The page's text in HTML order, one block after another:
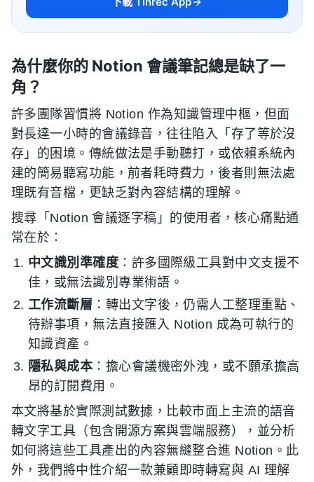
為什麼你的 Notion 會議筆記總是缺了一
角？
許多團隊習慣將 Notion 作為知識管理中樞，但面
對長達一小時的會議錄音，往往陷入「存了等於沒
存」的困境。傳統做法是手動聽打，或依賴系統內
建的簡易聽寫功能，前者耗時費力，後者則無法處
理既有音檔，更缺乏對內容結構的理解。
搜尋「Notion 會議逐字稿」的使用者，核心痛點通
常在於：
中文識別準確度 ：許多國際級工具對中文支援不
佳，或無法識別專業術語。
工作流斷層 ：轉出文字後，仍需人工整理重點、
待辦事項，無法直接匯入 Notion 成為可執行的
知識資產。
隱私與成本 ：擔心會議機密外洩，或不願承擔高
昂的訂閱費用。
本文將基於實際測試數據，比較市面上主流的語音
轉文字工具（包含開源方案與雲端服務），並分析
如何將這些工具產出的內容無縫整合進 Notion。此
外，我們將中性介紹一款兼顧即時轉寫與 AI 理解